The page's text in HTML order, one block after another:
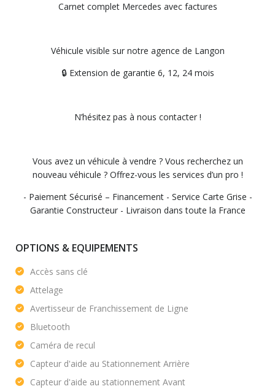
Carnet complet Mercedes avec factures
Véhicule visible sur notre agence de Langon
🔒 Extension de garantie 6, 12, 24 mois
N’hésitez pas à nous contacter !
Vous avez un véhicule à vendre ? Vous recherchez un
nouveau véhicule ? Offrez-vous les services d’un pro !
- Paiement Sécurisé – Financement - Service Carte Grise -
Garantie Constructeur - Livraison dans toute la France
OPTIONS & EQUIPEMENTS
Accès sans clé
Attelage
Avertisseur de Franchissement de Ligne
Bluetooth
Caméra de recul
Capteur d'aide au Stationnement Arrière
Capteur d'aide au stationnement Avant